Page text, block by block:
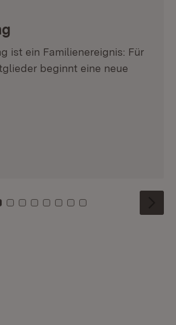
ist ein Familienereignis: Für
beginnt eine neue
Kachel: 0
Zu Kachel: 1
Zu Kachel: 2
Zu Kachel: 3
Zu Kachel: 4
Zu Kachel: 5
Zu Kachel: 6
Zu Kachel: 7